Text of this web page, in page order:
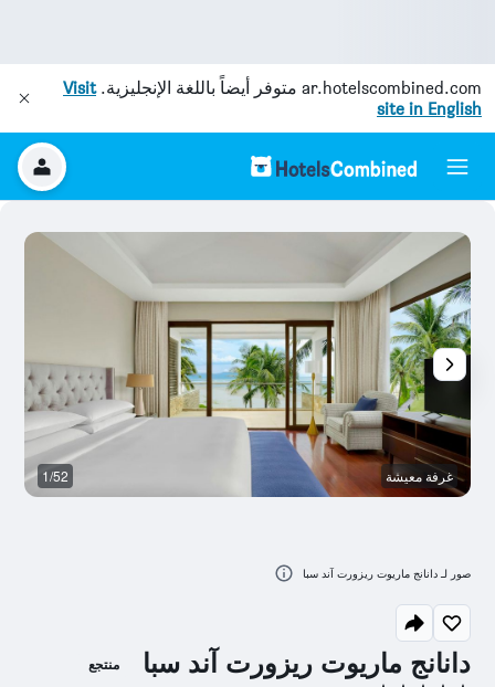
ar.hotelscombined.com متوفر أيضاً باللغة الإنجليزية.Visit
site in English
دانانج ماريوت ريزورت آند سبا منتجع
غرفة معيشة 1/52
صور لـ دانانج ماريوت ريزورت آند سبا